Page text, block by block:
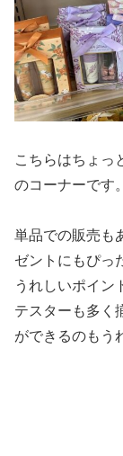
こちらはちょっ
のコーナーです。
単品での販売も
ゼントにもぴっ
うれしいポイン
テスターも多く
ができるのもう